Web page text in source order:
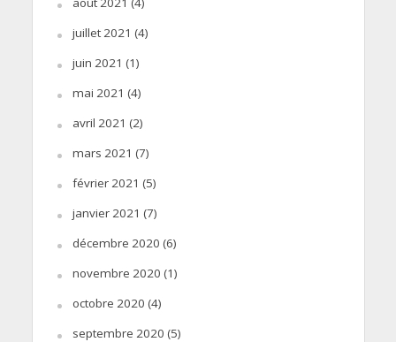
juillet 2021 (4)
juin 2021 (1)
mai 2021 (4)
avril 2021 (2)
mars 2021 (7)
février 2021 (5)
janvier 2021 (7)
décembre 2020 (6)
novembre 2020 (1)
octobre 2020 (4)
septembre 2020 (5)